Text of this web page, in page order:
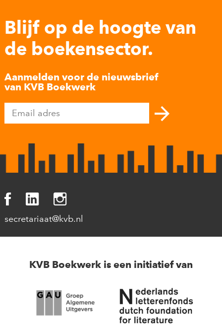
Blijf op de hoogte van
de boekensector.
Aanmelden voor de nieuwsbrief
van KVB Boekwerk
secretariaat@kvb.nl
KVB Boekwerk is een initiatief van